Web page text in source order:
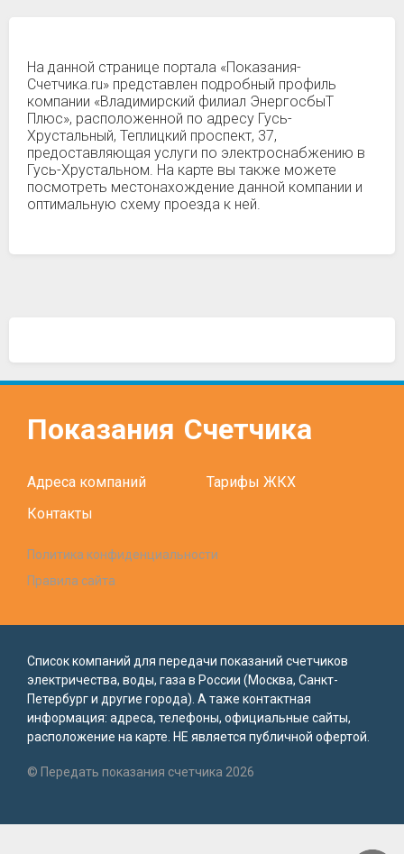
На данной странице портала «Показания-
Счетчика.ru» представлен подробный профиль
компании «Владимирский филиал ЭнергосбыТ
Плюс», расположенной по адресу Гусь-
Хрустальный, Теплицкий проспект, 37,
предоставляющая услуги по электроснабжению в
Гусь-Хрустальном. На карте вы также можете
посмотреть местонахождение данной компании и
оптимальную схему проезда к ней.
Показания Счетчика
Адреса компаний
Тарифы ЖКХ
Контакты
Политика конфиденциальности
Правила сайта
Список компаний для передачи показаний счетчиков
электричества, воды, газа в России (Москва, Санкт-
Петербург и другие города). А таже контактная
информация: адреса, телефоны, официальные сайты,
расположение на карте. НЕ является публичной офертой.
© Передать показания счетчика 2026